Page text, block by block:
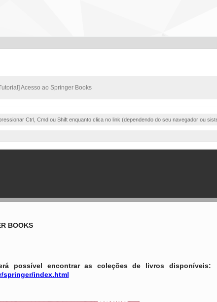
Acesso ao Springer Books
Ctrl, Cmd ou Shift enquanto clica no link (dependendo do seu navegador ou